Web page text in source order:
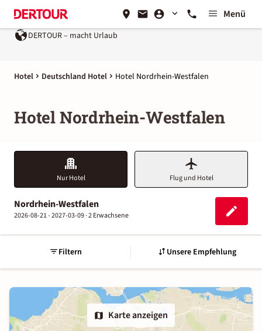
Menü
DERTOUR – macht Urlaub
Hotel Deutschland Hotel Hotel Nordrhein-Westfalen
Hotel Nordrhein-Westfalen
Nur Hotel Flug und Hotel
Nordrhein-Westfalen
2026-08-21 - 2027-03-09 ·2 Erwachsene
Filtern Unsere Empfehlung
Karte anzeigen